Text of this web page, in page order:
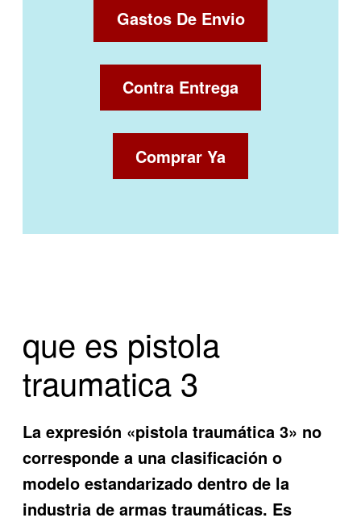
Gastos De Envio
Contra Entrega
Comprar Ya
que es pistola
traumatica 3
La expresión «pistola traumática 3» no
corresponde a una clasificación o
modelo estandarizado dentro de la
industria de armas traumáticas. Es